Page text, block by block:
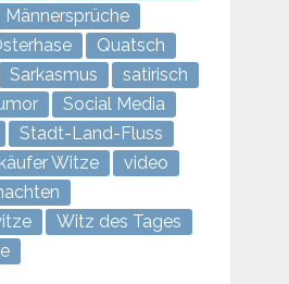
Männersprüche
Quatsch
Sarkasmus
satirisch
Social Media
Stadt-Land-Fluss
Witze
video
Witz des Tages